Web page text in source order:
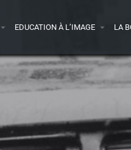
EDUCATION À L’IMAGE LA